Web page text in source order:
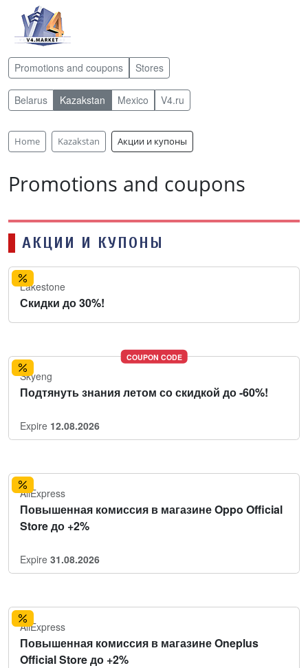
Promotions and coupons Stores
Belarus Kazakstan Mexico V4.ru
Home Kazakstan Акции и купоны
Promotions and coupons
АКЦИИ И КУПОНЫ
Lakestone
Скидки до 30%!
COUPON CODE
Skyeng
Подтянуть знания летом со скидкой до -60%!
Expire 12.08.2026
AliExpress
Повышенная комиссия в магазине Oppo Official
Store до +2%
Expire 31.08.2026
AliExpress
Повышенная комиссия в магазине Oneplus
Official Store до +2%